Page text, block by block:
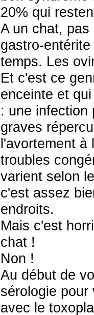
20% qui
A un chat,
gastro-
temps. Les
Et c'est ce
enceinte et
: une infection
graves
l'avortement à
troubles
varient selon
c'est assez
endroits.
Mais c'est
chat !
Non !
Au début de
sérologie
avec le